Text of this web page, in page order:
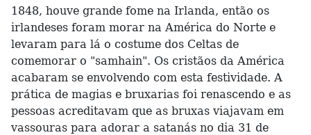
1848, houve grande fome na Irlanda, então os
irlandeses foram morar na América do Norte e
levaram para lá o costume dos Celtas de
comemorar o "samhain". Os cristãos da América
acabaram se envolvendo com esta festividade. A
prática de magias e bruxarias foi renascendo e as
pessoas acreditavam que as bruxas viajavam em
vassouras para adorar a satanás no dia 31 de